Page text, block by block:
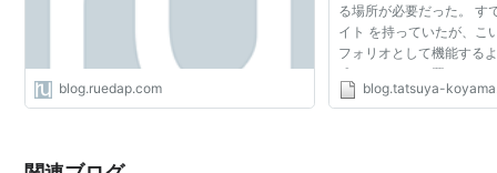
blog.ruedap.com
る場所が必要だった。 す
イト を持っていたが、こ
フォリオとして機能する
成したものしか置きたく
思い立って、でも刹那と
blog.tatsuya-